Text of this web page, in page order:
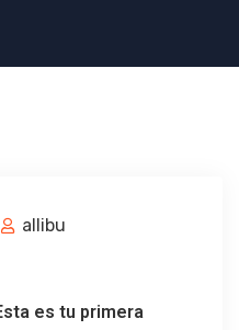
allibu
es tu primera